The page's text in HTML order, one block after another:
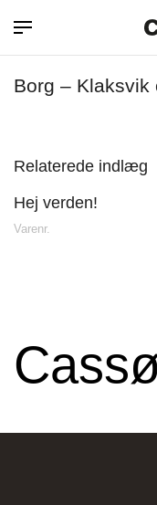
Borg – Klaksvik
Relaterede indlæg
Hej verden!
Varenr.
Søg efter